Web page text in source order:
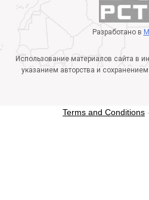
Разработано в
Использование материалов сайта в
указанием авторства и
Terms and Conditions -